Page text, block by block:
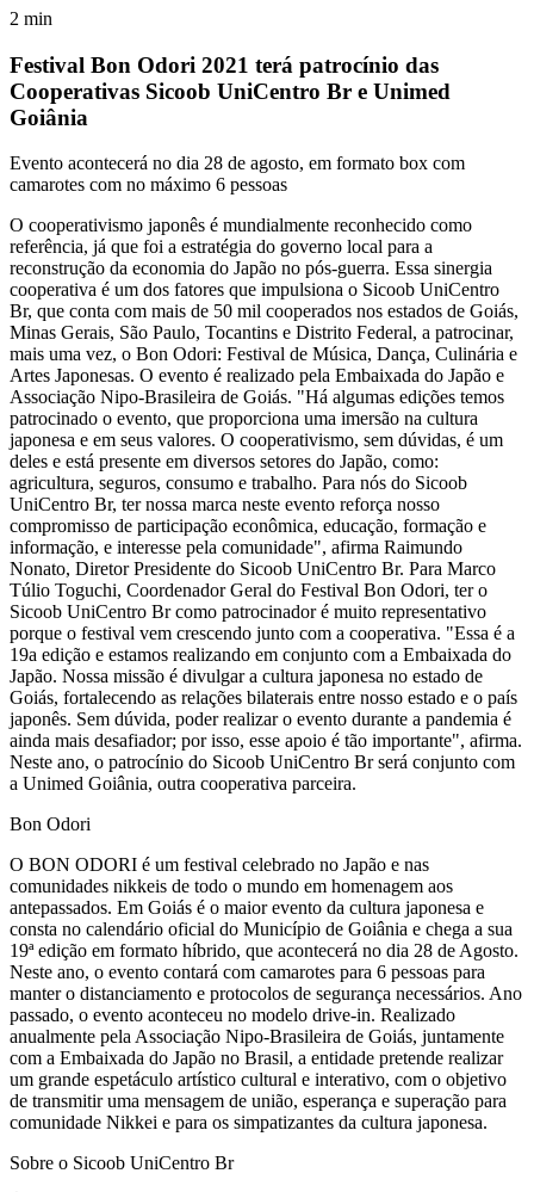
2 min
Festival Bon Odori 2021 terá patrocínio das
Cooperativas Sicoob UniCentro Br e Unimed
Goiânia
Evento acontecerá no dia 28 de agosto, em formato box com
camarotes com no máximo 6 pessoas
O cooperativismo japonês é mundialmente reconhecido como
referência, já que foi a estratégia do governo local para a
reconstrução da economia do Japão no pós-guerra. Essa sinergia
cooperativa é um dos fatores que impulsiona o Sicoob UniCentro
Br, que conta com mais de 50 mil cooperados nos estados de Goiás,
Minas Gerais, São Paulo, Tocantins e Distrito Federal, a patrocinar,
mais uma vez, o Bon Odori: Festival de Música, Dança, Culinária e
Artes Japonesas. O evento é realizado pela Embaixada do Japão e
Associação Nipo-Brasileira de Goiás. "Há algumas edições temos
patrocinado o evento, que proporciona uma imersão na cultura
japonesa e em seus valores. O cooperativismo, sem dúvidas, é um
deles e está presente em diversos setores do Japão, como:
agricultura, seguros, consumo e trabalho. Para nós do Sicoob
UniCentro Br, ter nossa marca neste evento reforça nosso
compromisso de participação econômica, educação, formação e
informação, e interesse pela comunidade", afirma Raimundo
Nonato, Diretor Presidente do Sicoob UniCentro Br. Para Marco
Túlio Toguchi, Coordenador Geral do Festival Bon Odori, ter o
Sicoob UniCentro Br como patrocinador é muito representativo
porque o festival vem crescendo junto com a cooperativa. "Essa é a
19a edição e estamos realizando em conjunto com a Embaixada do
Japão. Nossa missão é divulgar a cultura japonesa no estado de
Goiás, fortalecendo as relações bilaterais entre nosso estado e o país
japonês. Sem dúvida, poder realizar o evento durante a pandemia é
ainda mais desafiador; por isso, esse apoio é tão importante", afirma.
Neste ano, o patrocínio do Sicoob UniCentro Br será conjunto com
a Unimed Goiânia, outra cooperativa parceira.
Bon Odori
O BON ODORI é um festival celebrado no Japão e nas
comunidades nikkeis de todo o mundo em homenagem aos
antepassados. Em Goiás é o maior evento da cultura japonesa e
consta no calendário oficial do Município de Goiânia e chega a sua
19ª edição em formato híbrido, que acontecerá no dia 28 de Agosto.
Neste ano, o evento contará com camarotes para 6 pessoas para
manter o distanciamento e protocolos de segurança necessários. Ano
passado, o evento aconteceu no modelo drive-in. Realizado
anualmente pela Associação Nipo-Brasileira de Goiás, juntamente
com a Embaixada do Japão no Brasil, a entidade pretende realizar
um grande espetáculo artístico cultural e interativo, com o objetivo
de transmitir uma mensagem de união, esperança e superação para
comunidade Nikkei e para os simpatizantes da cultura japonesa.
Sobre o Sicoob UniCentro Br